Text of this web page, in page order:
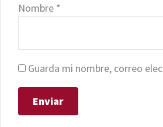
Nombre *
Guarda mi nombre, correo